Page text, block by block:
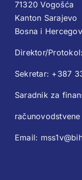
71320 Vogošća
Kanton Sarajevo
Bosna i
Direktor/
Sekretar: +387
Saradnik za
Email: